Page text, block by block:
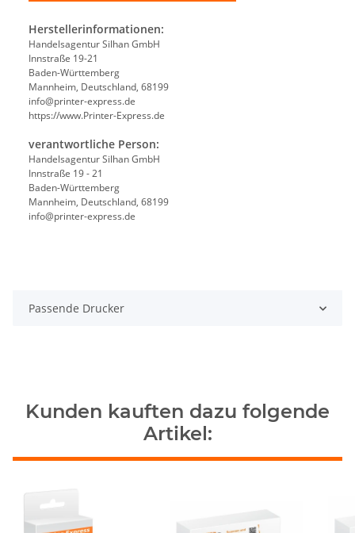
Herstellerinformationen:
Handelsagentur Silhan GmbH
Innstraße 19-21
Baden-Württemberg
Mannheim, Deutschland, 68199
info@printer-express.de
https://www.Printer-Express.de
verantwortliche Person:
Handelsagentur Silhan GmbH
Innstraße 19 - 21
Baden-Württemberg
Mannheim, Deutschland, 68199
info@printer-express.de
Passende Drucker
Kunden kauften dazu folgende
Artikel: